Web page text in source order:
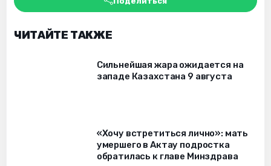
ЧИТАЙТЕ ТАКЖЕ
Сильнейшая жара ожидается на
западе Казахстана 9 августа
«Хочу встретиться лично»: мать
умершего в Актау подростка
обратилась к главе Минздрава